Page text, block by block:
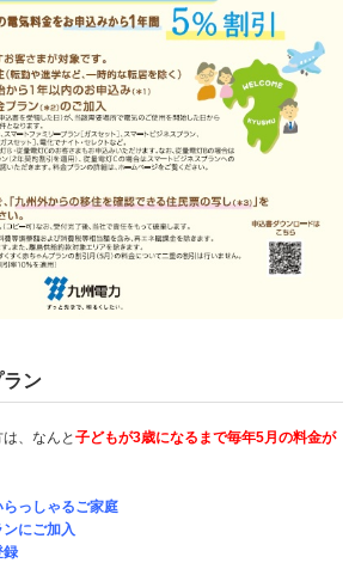
ン
、なんと 子どもが3歳になるまで毎年5月の料金が
らっしゃるご家庭
にご加入
録